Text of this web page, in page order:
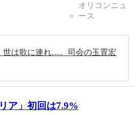
オリコンニュ
ース
世は歌に連れ…。司会の玉置宏
ア」初回は7.9%